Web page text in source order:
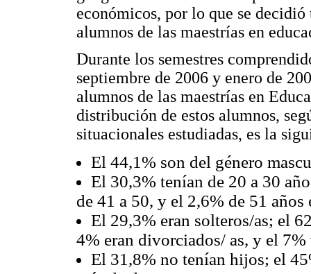
económicos, por lo que se
alumnos de las maestrías en
Durante los semestres
septiembre de 2006 y enero de
alumnos de las maestrías en
distribución de estos alumnos,
situacionales estudiadas, es la
El 44,1% son del género
El 30,3% tenían de 20 a 30
de 41 a 50, y el 2,6% de 51 años
El 29,3% eran solteros/as; el
4% eran divorciados/ as, y el
El 31,8% no tenían hijos; el